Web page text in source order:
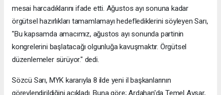
mesai harcadıklarını ifade etti. Ağustos ayı sonuna kadar
örgütsel hazırlıkları tamamlamayı hedeflediklerini söyleyen Sarı,
"Bu kapsamda amacımız, ağustos ayı sonunda partinin
kongrelerini başlatacağı olgunluğa kavuşmaktır. Örgütsel
düzenlemeler sürüyor." dedi.
Sözcü Sarı, MYK kararıyla 8 ilde yeni il başkanlarının
görevlendirildiğini açıkladı. Buna göre; Ardahan'da Temel Avşar,